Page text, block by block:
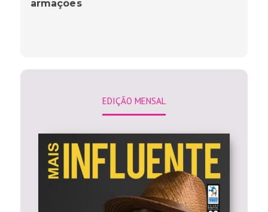
armações
EDIÇÃO MENSAL